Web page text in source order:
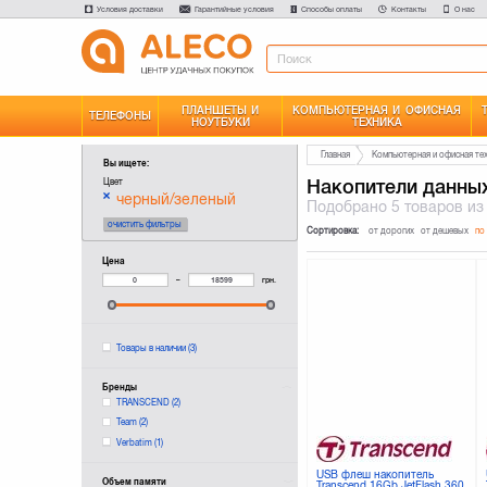
Условия доставки Гарантийные условия Способы оплаты Контакты О нас
ТЕЛЕФОНЫ
ПЛАНШЕТЫ И
НОУТБУКИ
КОМПЬЮТЕРНАЯ И ОФИСНАЯ
ТЕХНИКА
Вы ищете:
Цвет
черный/зеленый
очистить фильтры
Цена
– грн.
Товары в наличии(3)
Бренды
TRANSCEND(2)
Team(2)
Verbatim(1)
Объем памяти
Главная Компьютерная и офисная
Накопители
Подобрано5 товаров
Сортировка: от дорогих от дешевых по
USB флеш накопитель